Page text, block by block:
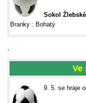
Sokol
Branky : Bohatý
.
Ve
9. 5. se hraje